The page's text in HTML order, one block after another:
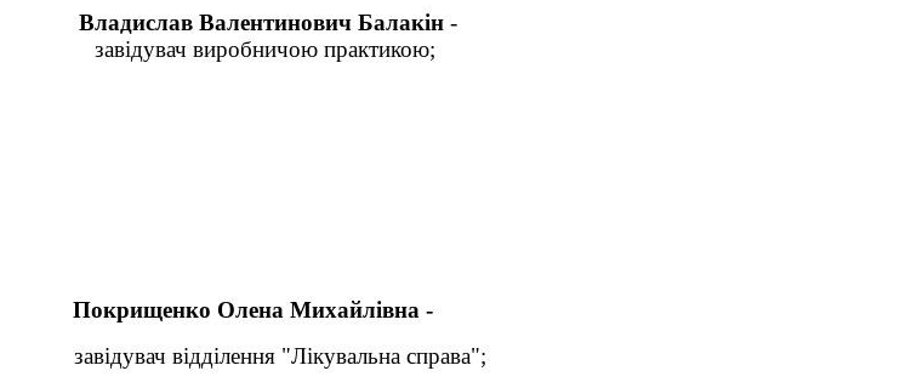
Владислав Валентинович Балакін -
завідувач виробничою практикою;
Покрищенко Олена Михайлівна -
завідувач відділення "Лікувальна справа";